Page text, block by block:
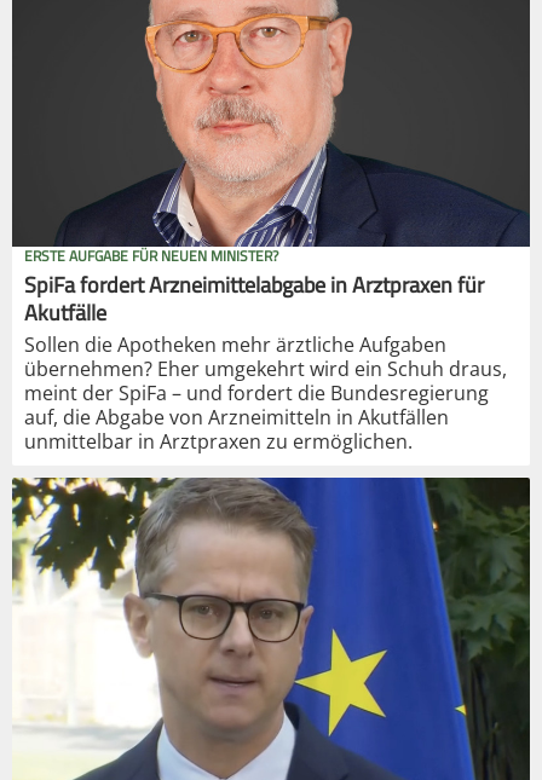
ERSTE AUFGABE FÜR NEUEN MINISTER?
SpiFa fordert Arzneimittelabgabe in Arztpraxen für
Akutfälle
Sollen die Apotheken mehr ärztliche Aufgaben
übernehmen? Eher umgekehrt wird ein Schuh draus,
meint der SpiFa – und fordert die Bundesregierung
auf, die Abgabe von Arzneimitteln in Akutfällen
unmittelbar in Arztpraxen zu ermöglichen.